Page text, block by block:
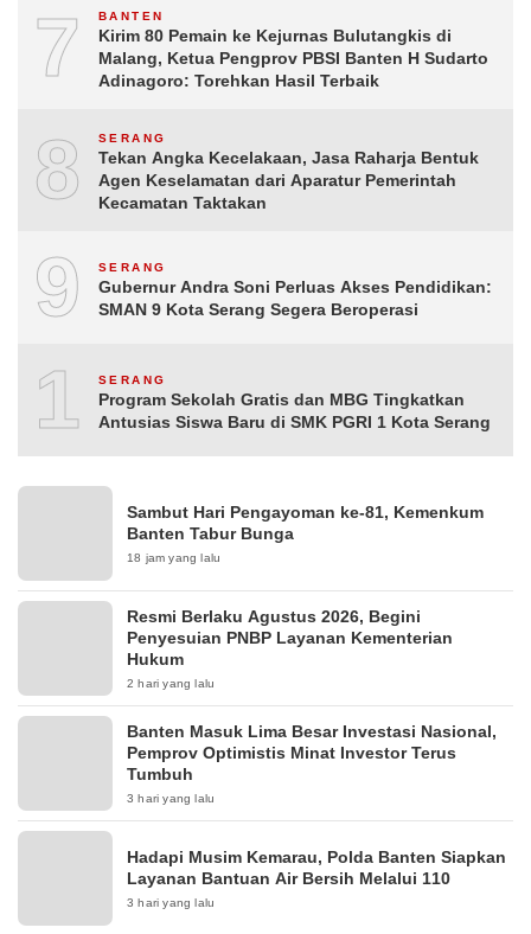
7 BANTEN
Kirim 80 Pemain ke Kejurnas Bulutangkis di
Malang, Ketua Pengprov PBSI Banten H Sudarto
Adinagoro: Torehkan Hasil Terbaik
8 SERANG
Tekan Angka Kecelakaan, Jasa Raharja Bentuk
Agen Keselamatan dari Aparatur Pemerintah
Kecamatan Taktakan
9 SERANG
Gubernur Andra Soni Perluas Akses Pendidikan:
SMAN 9 Kota Serang Segera Beroperasi
10SERANG
Program Sekolah Gratis dan MBG Tingkatkan
Antusias Siswa Baru di SMK PGRI 1 Kota Serang
Sambut Hari Pengayoman ke-81, Kemenkum
Banten Tabur Bunga
18 jam yang lalu
Resmi Berlaku Agustus 2026, Begini
Penyesuian PNBP Layanan Kementerian
Hukum
2 hari yang lalu
Banten Masuk Lima Besar Investasi Nasional,
Pemprov Optimistis Minat Investor Terus
Tumbuh
3 hari yang lalu
Hadapi Musim Kemarau, Polda Banten Siapkan
Layanan Bantuan Air Bersih Melalui 110
3 hari yang lalu